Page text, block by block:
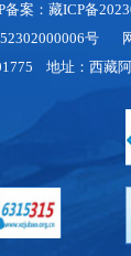
备案：藏ICP备
号网
地址：西藏